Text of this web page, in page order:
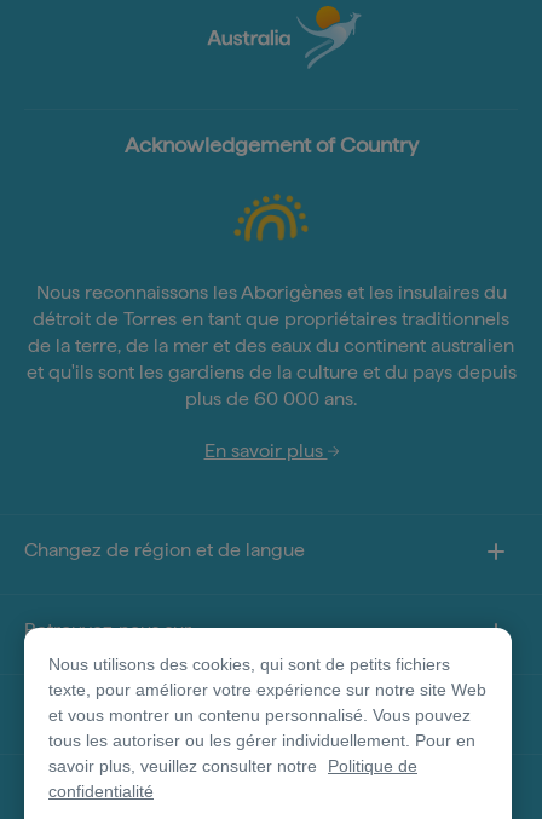
Acknowledgement of Country
Nous reconnaissons les Aborigènes et les insulaires du
détroit de Torres en tant que propriétaires traditionnels
de la terre, de la mer et des eaux du continent australien
et qu'ils sont les gardiens de la culture et du pays depuis
plus de 60 000 ans.
En savoir plus
Changez de région et de langue
Retrouvez-nous sur
À propos de ce site
Autres sites
Nous utilisons des cookies, qui sont de petits fichiers
texte, pour améliorer votre expérience sur notre site Web
et vous montrer un contenu personnalisé. Vous pouvez
tous les autoriser ou les gérer individuellement. Pour en
savoir plus, veuillez consulter notre
Politique de
confidentialité